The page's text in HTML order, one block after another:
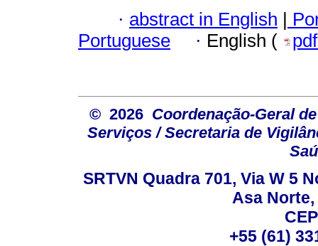
· abstract in English
Portuguese
· English (
© 2026 Coordenação-Geral
Serviços / Secretaria de
SRTVN Quadra 701, Via W 5
Asa
+55 (61)